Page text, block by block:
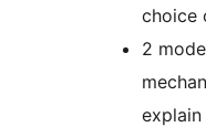
choice
2
explain